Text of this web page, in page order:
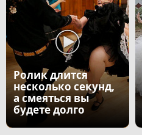
Ролик длится
несколько секунд,
а смеяться вы
будете долго